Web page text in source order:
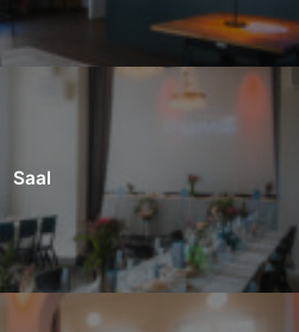
Saal